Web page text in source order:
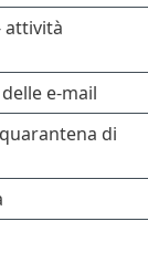
attività
e-mail
di